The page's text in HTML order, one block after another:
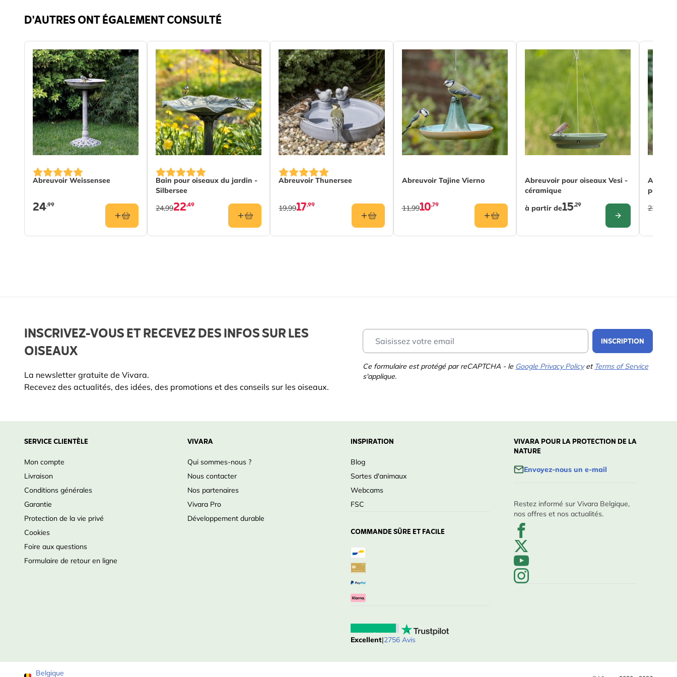
longue queue, Moineau domestique, Moineau
Chardonneret, Sittelle
Couleur Gris graphite
Matériau Métal
D'AUTRES ONT ÉGALEMENT CONSULTÉ
Abreuvoir Weissensee
24,99
Bain pour oiseaux du jardin -
Silbersee
22,49
24,99
Abreuvoir Thunersee
17,99
19,99
Abreuvoir Tajine Vierno
10,79
11,99
Abreuvoir pour oiseaux Vesi -
céramique
à partir de15,29
CONFIGURER
22,99
INSCRIVEZ-VOUS ET RECEVEZ DES INFOS SUR LES
OISEAUX
La newsletter gratuite de Vivara.
Recevez des actualités, des idées, des promotions et des conseils sur les oiseaux.
INSCRIPTION
Ce formulaire est protégé par reCAPTCHA - le Google Privacy Policyet Terms of Service
s'applique.
SERVICE CLIENTÈLE
Mon compte
Livraison
Conditions générales
Garantie
Protection de la vie privé
Cookies
Foire aux questions
Formulaire de retour en ligne
VIVARA
Qui sommes-nous ?
Nous contacter
Nos partenaires
Vivara Pro
Développement durable
INSPIRATION
Blog
Sortes d'animaux
Webcams
FSC
COMMANDE SÛRE ET FACILE
Excellent|2756 Avis
VIVARA POUR LA PROTECTION DE LA
NATURE
Envoyez-nous un e-mail
Restez informé sur Vivara Belgique,
nos offres et nos actualités.
Belgique